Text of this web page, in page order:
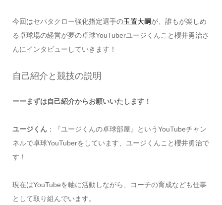
今回はセパタクロー強化指定選手の玉置大嗣が、誰もが楽しめ
る卓球場の経営が夢の卓球YouTuberユージくんこと櫻井勇治さ
んにインタビューしていきます！
自己紹介と競技の説明
ーーまずは自己紹介からお願いいたします！
ユージくん：『ユージくんの卓球部屋』というYouTubeチャン
ネルで卓球YouTuberをしています、ユージくんこと櫻井勇治で
す！
現在はYouTubeを軸に活動しながら、コーチの育成なども仕事
として取り組んでいます。